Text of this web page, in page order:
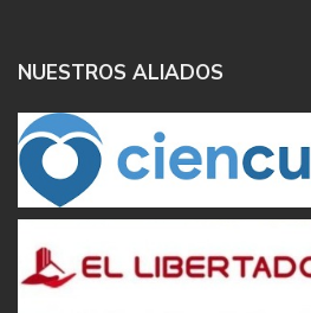
NUESTROS ALIADOS